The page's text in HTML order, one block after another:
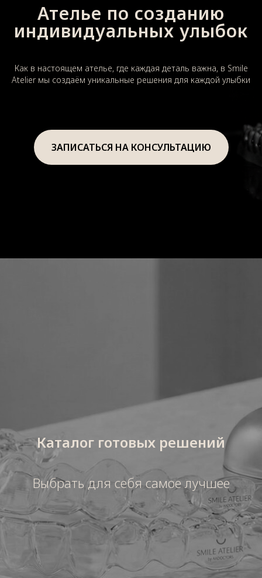
Ателье по созданию
индивидуальных улыбок
Как в настоящем ателье, где каждая деталь важна, в Smile
Atelier мы создаём уникальные решения для каждой улыбки
ЗАПИСАТЬСЯ НА КОНСУЛЬТАЦИЮ
Каталог готовых решений
Выбрать для себя самое лучшее